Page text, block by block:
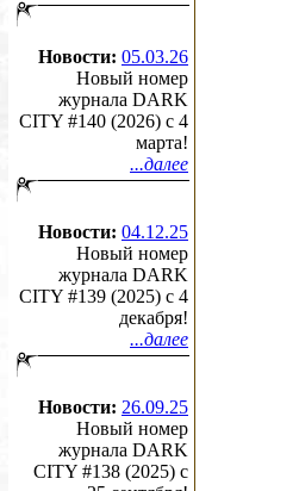
Новости: 05.03.26
Новый номер
журнала DARK
CITY #140 (2026) c 4
марта!
...далее
Новости: 04.12.25
Новый номер
журнала DARK
CITY #139 (2025) c 4
декабря!
...далее
Новости: 26.09.25
Новый номер
журнала DARK
CITY #138 (2025) c